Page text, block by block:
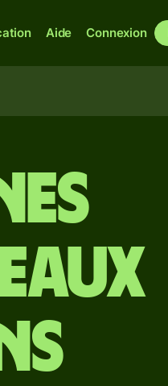
Aide Connexion